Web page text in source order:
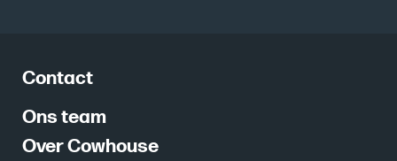
Contact
Ons team
Over Cowhouse